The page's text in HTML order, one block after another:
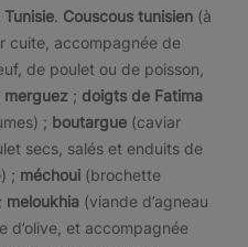
. Couscous tunisien (à
cuite, accompagnée de
de poulet ou de poisson,
merguez ; doigts de Fatima
; boutargue (caviar
secs, salés et enduits de
; méchoui (brochette
meloukhia (viande d’agneau
d’olive, et accompagnée